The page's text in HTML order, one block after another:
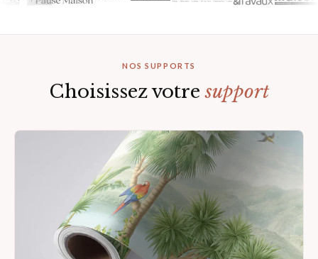
NOS SUPPORTS
Choisissez votresupport